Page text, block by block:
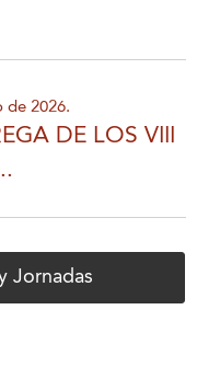
de 2026.
DE LOS VIII
Jornadas